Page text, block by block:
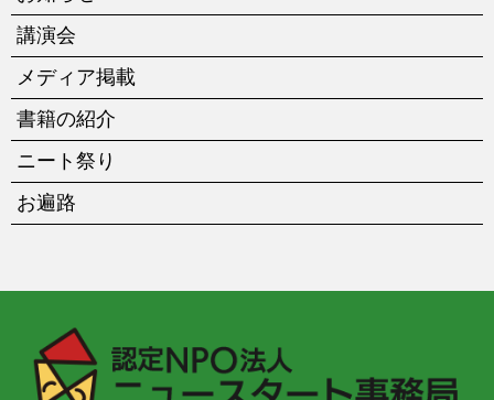
講演会
メディア掲載
書籍の紹介
ニート祭り
お遍路